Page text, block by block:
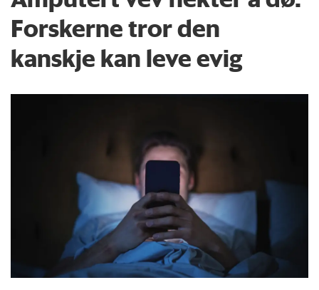
Forskerne tror den
kanskje kan leve evig